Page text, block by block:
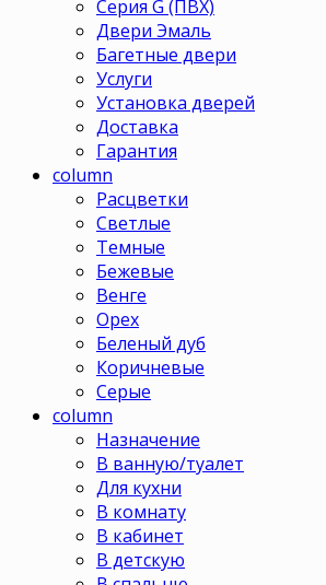
Серия G (ПВХ)
Двери Эмаль
Багетные двери
Услуги
Установка дверей
Доставка
Гарантия
column
Расцветки
Светлые
Темные
Бежевые
Венге
Орех
Беленый дуб
Коричневые
Серые
column
Назначение
В ванную/туалет
Для кухни
В комнату
В кабинет
В детскую